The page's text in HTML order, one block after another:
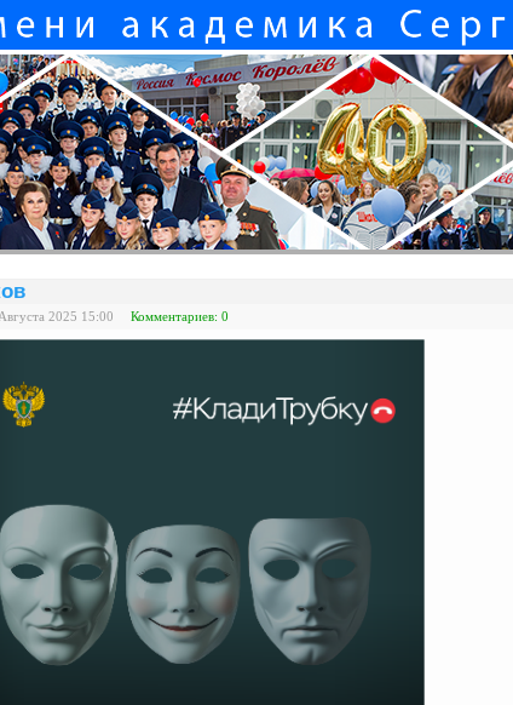
2025 15:00 Комментариев: 0